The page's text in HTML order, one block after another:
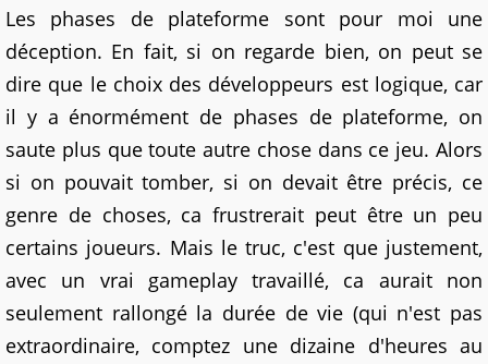
Les phases de plateforme sont pour moi une
déception. En fait, si on regarde bien, on peut se
dire que le choix des développeurs est logique, car
il y a énormément de phases de plateforme, on
saute plus que toute autre chose dans ce jeu. Alors
si on pouvait tomber, si on devait être précis, ce
genre de choses, ca frustrerait peut être un peu
certains joueurs. Mais le truc, c'est que justement,
avec un vrai gameplay travaillé, ca aurait non
seulement rallongé la durée de vie (qui n'est pas
extraordinaire, comptez une dizaine d'heures au